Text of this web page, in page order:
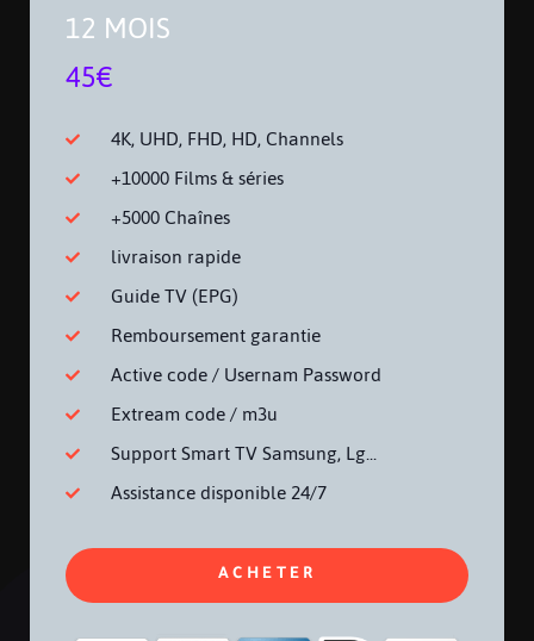
12 MOIS
45€
4K, UHD, FHD, HD, Channels
+10000 Films & séries
+5000 Chaînes
livraison rapide
Guide TV (EPG)
Remboursement garantie
Active code / Usernam Password
Extream code / m3u
Support Smart TV Samsung, Lg...
Assistance disponible 24/7
ACHETER